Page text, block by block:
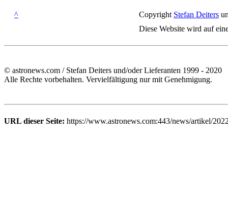
^ Copyright Stefan Deiters
Diese Website wird auf
© astronews.com / Stefan Deiters und/oder Lieferanten 1999 - 2020
Alle Rechte vorbehalten. Vervielfältigung nur mit Genehmigung.
URL dieser Seite: https://www.astronews.com:443/news/artikel/